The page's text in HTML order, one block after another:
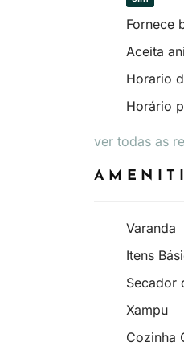
Fornece
Aceita
Horario
Horário
ver todas as
Varanda
Itens
Secador
Xampu
Cozinha